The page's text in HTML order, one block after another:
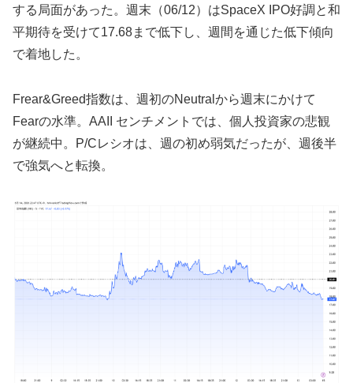
する局面があった。週末（06/12）はSpaceX IPO好調と和
平期待を受けて17.68まで低下し、週間を通じた低下傾向
で着地した。
Frear&Greed指数は、週初のNeutralから週末にかけて
Fearの水準。AAII センチメントでは、個人投資家の悲観
が継続中。P/Cレシオは、週の初め弱気だったが、週後半
で強気へと転換。